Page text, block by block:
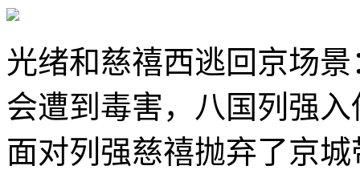
光绪和慈禧西逃回京场
会遭到毒害，八国列强
面对列强慈禧抛弃了京